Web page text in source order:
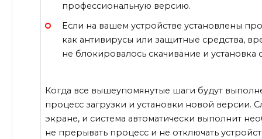
профессиональную версию.
Если на вашем устройстве установлены
как антивирусы или защитные средства,
не блокировалось скачивание и установка
Когда все вышеупомянутые шаги будут
процесс загрузки и установки новой версии.
экране, и система автоматически выполнит
не прерывать процесс и не отключать